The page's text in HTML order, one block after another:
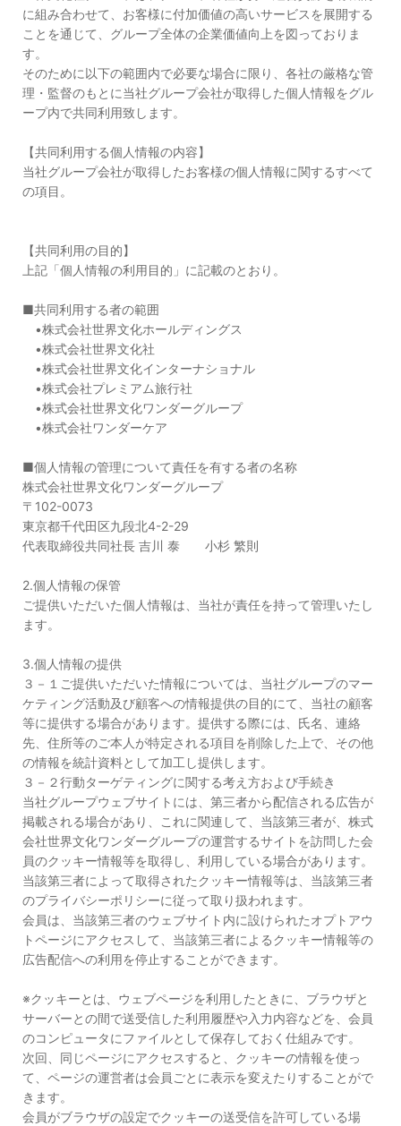
に組み合わせて、お客様に付加価値の高いサービスを展開する
ことを通じて、グループ全体の企業価値向上を図っておりま
す。
そのために以下の範囲内で必要な場合に限り、各社の厳格な管
理・監督のもとに当社グループ会社が取得した個人情報をグル
ープ内で共同利用致します。
【共同利用する個人情報の内容】
当社グループ会社が取得したお客様の個人情報に関するすべて
の項目。
【共同利用の目的】
上記「個人情報の利用目的」に記載のとおり。
■共同利用する者の範囲
•株式会社世界文化ホールディングス
•株式会社世界文化社
•株式会社世界文化インターナショナル
•株式会社プレミアム旅行社
•株式会社世界文化ワンダーグループ
•株式会社ワンダーケア
■個人情報の管理について責任を有する者の名称
株式会社世界文化ワンダーグループ
〒102-0073
東京都千代田区九段北4-2-29
代表取締役共同社長 吉川 泰 小杉 繁則
2.個人情報の保管
ご提供いただいた個人情報は、当社が責任を持って管理いたし
ます。
3.個人情報の提供
３－１ご提供いただいた情報については、当社グループのマー
ケティング活動及び顧客への情報提供の目的にて、当社の顧客
等に提供する場合があります。提供する際には、氏名、連絡
先、住所等のご本人が特定される項目を削除した上で、その他
の情報を統計資料として加工し提供します。
３－２行動ターゲティングに関する考え方および手続き
当社グループウェブサイトには、第三者から配信される広告が
掲載される場合があり、これに関連して、当該第三者が、株式
会社世界文化ワンダーグループの運営するサイトを訪問した会
員のクッキー情報等を取得し、利用している場合があります。
当該第三者によって取得されたクッキー情報等は、当該第三者
のプライバシーポリシーに従って取り扱われます。
会員は、当該第三者のウェブサイト内に設けられたオプトアウ
トページにアクセスして、当該第三者によるクッキー情報等の
広告配信への利用を停止することができます。
※クッキーとは、ウェブページを利用したときに、ブラウザと
サーバーとの間で送受信した利用履歴や入力内容などを、会員
のコンピュータにファイルとして保存しておく仕組みです。
次回、同じページにアクセスすると、クッキーの情報を使っ
て、ページの運営者は会員ごとに表示を変えたりすることがで
きます。
会員がブラウザの設定でクッキーの送受信を許可している場